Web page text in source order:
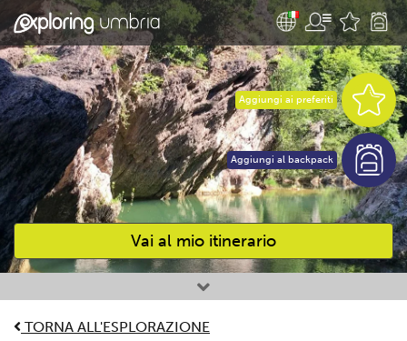
Vai al mio itinerario
Attività preferite
Aggiungi ai preferiti
Aggiungi al backpack
TORNA ALL'ESPLORAZIONE